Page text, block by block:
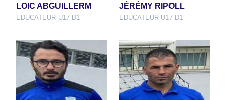
LOIC ABGUILLERM
EDUCATEUR U17 D1
JÉRÉMY RIPOLL
EDUCATEUR U17 D1